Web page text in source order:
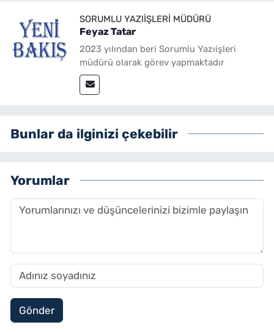
SORUMLU YAZIIŞLERI MÜDÜRÜ
Feyaz Tatar
2023 yılından beri Sorumlu Yazıişleri
müdürü olarak görev yapmaktadır
Bunlar da ilginizi çekebilir
Yorumlar
Gönder